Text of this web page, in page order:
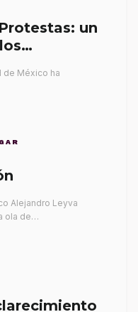
un
de México ha
Alejandro Leyva
ola de…